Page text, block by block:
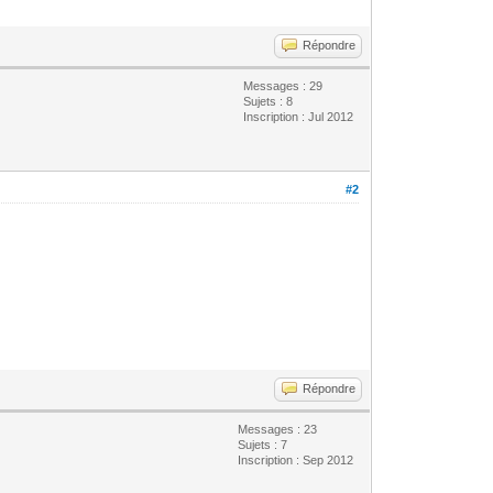
Répondre
Messages : 29
Sujets : 8
Inscription : Jul 2012
#2
Répondre
Messages : 23
Sujets : 7
Inscription : Sep 2012